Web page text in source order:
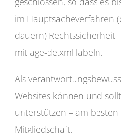
im Hauptsacheverfahren
dauern) Rechtssicherheit
mit age-de.xml labeln.
Als
Websites können und
unterstützen – am
Mitgliedschaft.